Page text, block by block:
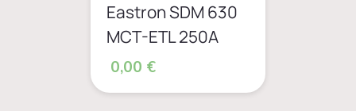
Eastron SDM 630
MCT-ETL 250A
0,00 €